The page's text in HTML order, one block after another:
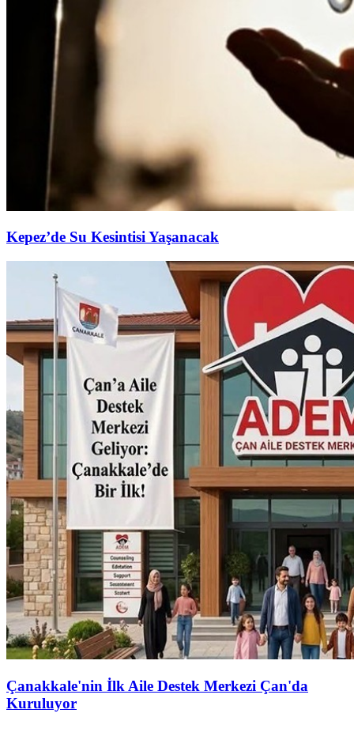
Kepez’de Su Kesintisi Yaşanacak
Çanakkale'nin İlk Aile Destek Merkezi Çan'da
Kuruluyor